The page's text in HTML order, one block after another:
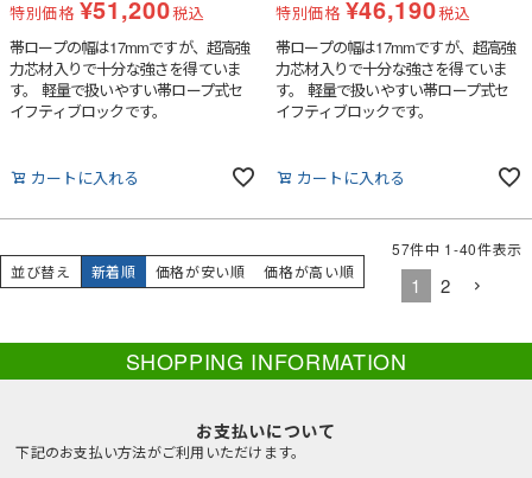
特別価格 ¥51,200税込
帯ロープの幅は17mmですが、超高強
力芯材入りで十分な強さを得ていま
す。 軽量で扱いやすい帯ロープ式セ
イフティブロックです。
カートに入れる
特別価格 ¥46,190税込
帯ロープの幅は17mmですが、超高強
力芯材入りで十分な強さを得ていま
す。 軽量で扱いやすい帯ロープ式セ
イフティブロックです。
カートに入れる
並び替え 新着順 価格が安い順 価格が高い順
57件中 1-40件表示
1 2
SHOPPING INFORMATION
お支払いについて
下記のお支払い方法がご利用いただけます。